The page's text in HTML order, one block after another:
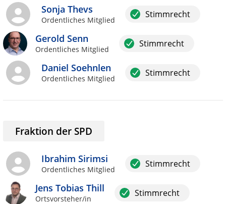
Sonja Thevs
Ordentliches Mitglied
Stimmrecht
Gerold Senn
Ordentliches Mitglied
Stimmrecht
Daniel Soehnlen
Ordentliches Mitglied
Stimmrecht
Fraktion der SPD
Ibrahim Sirimsi
Ordentliches Mitglied
Stimmrecht
Jens Tobias Thill
Ortsvorsteher/in
Stimmrecht